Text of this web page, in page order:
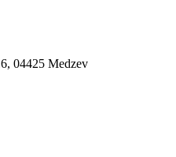
04425 Medzev